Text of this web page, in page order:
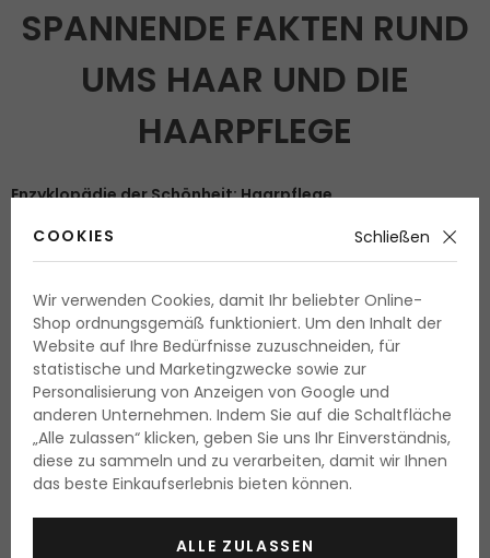
SPANNENDE FAKTEN RUND
UMS HAAR UND DIE
HAARPFLEGE
Enzyklopädie der Schönheit:Haarpflege
·Haarpflege-Guide: Haar richtig pflegen
unauffällig schädigen
·Haarregeneration
·Nahrung und beliebteste Ingredienzien der
Haarkosmetik
·Strittige Inhaltsstoffe in der Haarkosmetik
·Lebensmittel für schönes Haar
·Sonnenhaarschutz
COOKIES Schließen
Wir verwenden Cookies, damit Ihr beliebter Online-
Shop ordnungsgemäß funktioniert. Um den Inhalt der
Website auf Ihre Bedürfnisse zuzuschneiden, für
statistische und Marketingzwecke sowie zur
Personalisierung von Anzeigen von Google und
anderen Unternehmen. Indem Sie auf die Schaltfläche
„Alle zulassen“ klicken, geben Sie uns Ihr Einverständnis,
diese zu sammeln und zu verarbeiten, damit wir Ihnen
das beste Einkaufserlebnis bieten können.
ALLE ZULASSEN